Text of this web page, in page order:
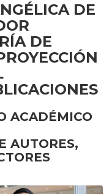
DE
DE
ACADÉMICO
AUTORES,